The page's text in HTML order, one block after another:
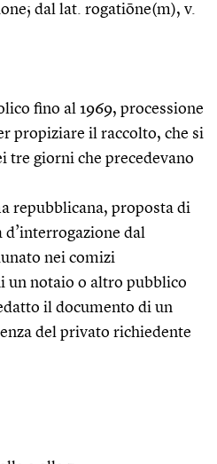
dal lat. rogatiōne(m), v.
fino al 1969, processione
propiziare il raccolto, che si
tre giorni che precedevano
repubblicana, proposta di
dal
nei comizi
un notaio o altro pubblico
il documento di un
del privato richiedente